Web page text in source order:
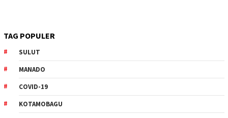
TAG POPULER
SULUT
MANADO
COVID-19
KOTAMOBAGU